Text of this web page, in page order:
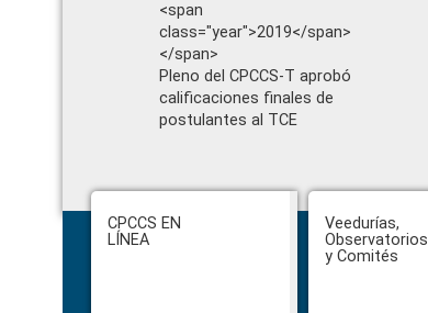
<span
class="year">2019</span>
</span>
Pleno del CPCCS-T aprobó
calificaciones finales de
postulantes al TCE
Footer
CPCCS EN
LÍNEA
Veedurías,
Observatorios
y Comités